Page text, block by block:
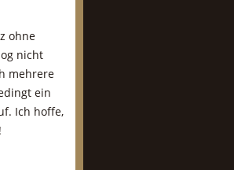
ohne
nicht
mehrere
ein
Ich hoffe,